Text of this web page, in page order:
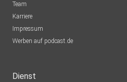
Team
Karriere
Impressum
Werben auf podcast.de
Dienst